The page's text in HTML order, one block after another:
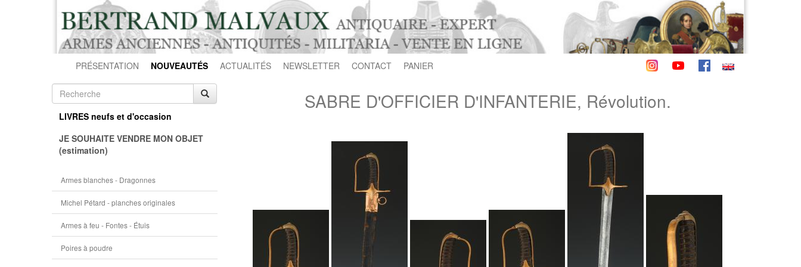
PRÉSENTATION NOUVEAUTÉS ACTUALITÉS NEWSLETTER CONTACT PANIER
LIVRES neufs et d'occasion
JE SOUHAITE VENDRE MON OBJET
(estimation)
Armes blanches - Dragonnes
Michel Pétard - planches originales
Armes à feu - Fontes - Étuis
Poires à poudre
SABRE D'OFFICIER D'INFANTERIE, Révolution.